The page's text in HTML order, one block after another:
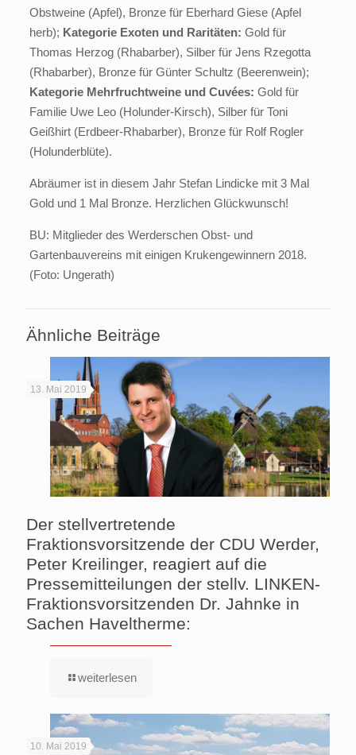
Obstweine (Apfel), Bronze für Eberhard Giese (Apfel
herb); Kategorie Exoten und Raritäten: Gold für
Thomas Herzog (Rhabarber), Silber für Jens Rzegotta
(Rhabarber), Bronze für Günter Schultz (Beerenwein);
Kategorie Mehrfruchtweine und Cuvées: Gold für
Familie Uwe Leo (Holunder-Kirsch), Silber für Toni
Geißhirt (Erdbeer-Rhabarber), Bronze für Rolf Rogler
(Holunderblüte).
Abräumer ist in diesem Jahr Stefan Lindicke mit 3 Mal
Gold und 1 Mal Bronze. Herzlichen Glückwunsch!
BU: Mitglieder des Werderschen Obst- und
Gartenbauvereins mit einigen Krukengewinnern 2018.
(Foto: Ungerath)
Ähnliche Beiträge
13. Mai 2019
Der stellvertretende
Fraktionsvorsitzende der CDU Werder,
Peter Kreilinger, reagiert auf die
Pressemitteilungen der stellv. LINKEN-
Fraktionsvorsitzenden Dr. Jahnke in
Sachen Haveltherme:
weiterlesen
10. Mai 2019